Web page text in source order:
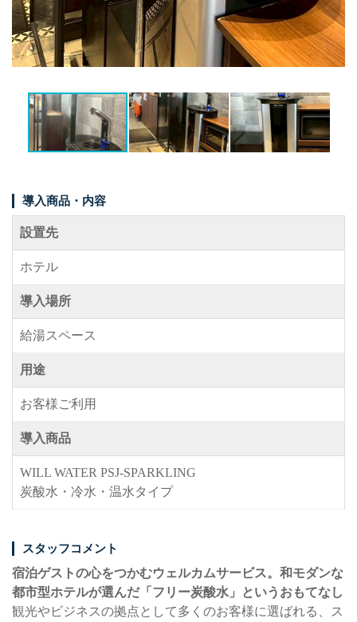
事例紹介
メディア掲載情報
パートナー募集
お問い合わせ
導入商品・内容
設置先
ホテル
導入場所
給湯スペース
用途
お客様ご利用
導入商品
WILL WATER PSJ-SPARKLING
炭酸水・冷水・温水タイプ
スタッフコメント
宿泊ゲストの心をつかむウェルカムサービス。和モダンな
都市型ホテルが選んだ「フリー炭酸水」というおもてなし
観光やビジネスの拠点として多くのお客様に選ばれる、ス